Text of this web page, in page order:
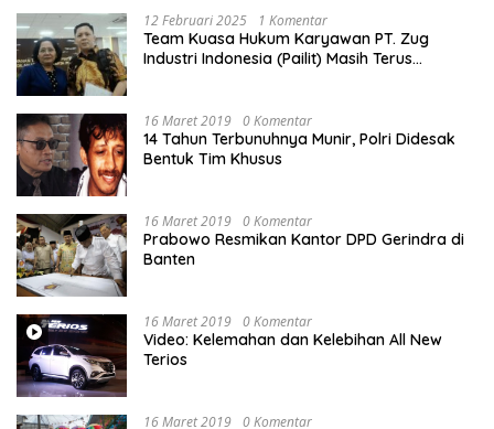
12 Februari 2025 1 Komentar
Team Kuasa Hukum Karyawan PT. Zug
Industri Indonesia (Pailit) Masih Terus
16 Maret 2019 0 Komentar
14 Tahun Terbunuhnya Munir, Polri Didesak
Bentuk Tim Khusus
16 Maret 2019 0 Komentar
Prabowo Resmikan Kantor DPD Gerindra di
Banten
16 Maret 2019 0 Komentar
Video: Kelemahan dan Kelebihan All New
Terios
16 Maret 2019 0 Komentar